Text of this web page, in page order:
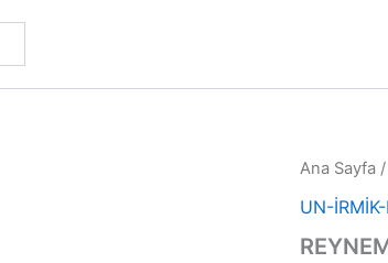
Ana Sayfa /
UN-
REYNEM
EKMEĞİ
adet